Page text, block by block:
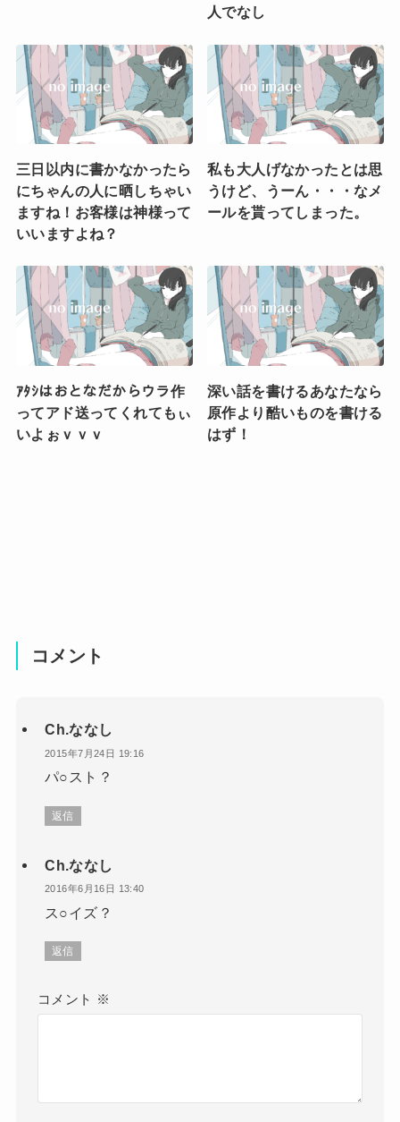
人でなし
三日以内に書かなかったら
にちゃんの人に晒しちゃい
ますね！お客様は神様って
いいますよね？
私も大人げなかったとは思
うけど、うーん・・・なメ
ールを貰ってしまった。
ｱﾀｼはおとなだからウラ作
ってアド送ってくれてもぃ
いよぉｖｖｖ
深い話を書けるあなたなら
原作より酷いものを書ける
はず！
コメント
Ch.ななし
2015年7月24日 19:16
パ○スト？
返信
Ch.ななし
2016年6月16日 13:40
ス○イズ？
返信
コメント ※